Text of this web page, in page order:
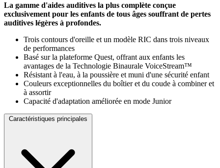
La gamme d'aides auditives la plus complète conçue
exclusivement pour les enfants de tous âges souffrant de pertes
auditives légères à profondes.
Trois contours d'oreille et un modèle RIC dans trois niveaux
de performances
Basé sur la plateforme Quest, offrant aux enfants les
avantages de la Technologie Binaurale VoiceStream™
Résistant à l'eau, à la poussière et muni d'une sécurité enfant
Couleurs exceptionnelles du boîtier et du coude à combiner et
à assortir
Capacité d'adaptation améliorée en mode Junior
Caractéristiques principales